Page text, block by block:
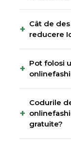
+ Cât de
reducere
+ Pot folosi
+
Codurile
gratuite?